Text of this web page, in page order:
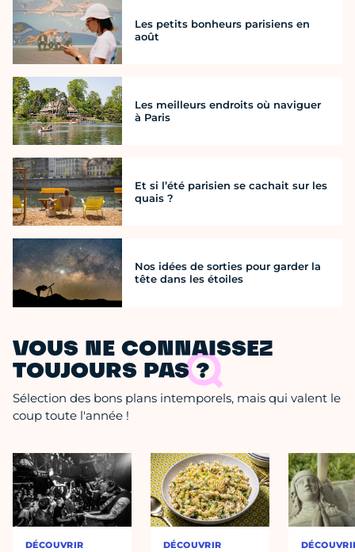
Les petits bonheurs parisiens en
août
Les meilleurs endroits où naviguer
à Paris
Et si l’été parisien se cachait sur les
quais ?
Nos idées de sorties pour garder la
tête dans les étoiles
VOUS NE CONNAISSEZ
TOUJOURS PAS ?
Sélection des bons plans intemporels, mais qui valent le
coup toute l'année !
DÉCOUVRIR DÉCOUVRIR